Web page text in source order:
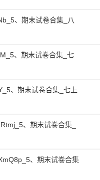
、期末试卷合集_八
、期末试卷合集_七
、期末试卷合集_七上
、期末试卷合集_
、期末试卷合集